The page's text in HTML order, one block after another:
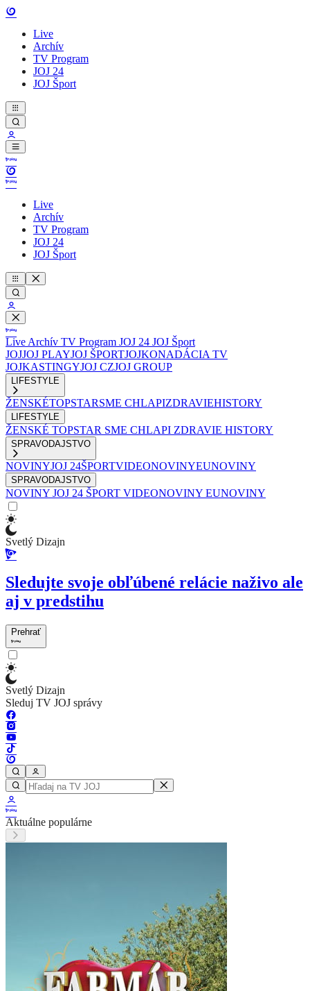
Live
Archív
TV Program
JOJ 24
JOJ Šport
Live
Archív
TV Program
JOJ 24
JOJ Šport
Live Archív TV Program JOJ 24 JOJ Šport
JOJJOJ PLAYJOJ ŠPORTJOJKONADÁCIA TV
JOJKASTINGYJOJ CZJOJ GROUP
LIFESTYLE
ŽENSKÉTOPSTARSME CHLAPIZDRAVIEHISTORY
LIFESTYLE
ŽENSKÉ TOPSTAR SME CHLAPI ZDRAVIE HISTORY
SPRAVODAJSTVO
NOVINYJOJ 24ŠPORTVIDEONOVINYEUNOVINY
SPRAVODAJSTVO
NOVINY JOJ 24 ŠPORT VIDEONOVINY EUNOVINY
Svetlý Dizajn
Sledujte svoje obľúbené relácie naživo ale
aj v predstihu
Prehrať
Svetlý Dizajn
Sleduj TV JOJ správy
Aktuálne populárne